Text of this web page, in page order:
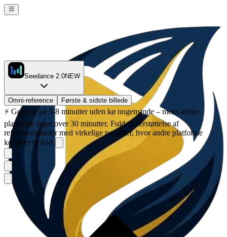
Seedance 2.0NEW
Omni-reference Første & sidste billede
⚡ Generér på 5-8 minutter uden kø nogensinde – mens andre
platforme tager over 30 minutter. Fuld understøttelse af
referencebilleder med virkelige personer, hvor andre platforme
kommer til kort.